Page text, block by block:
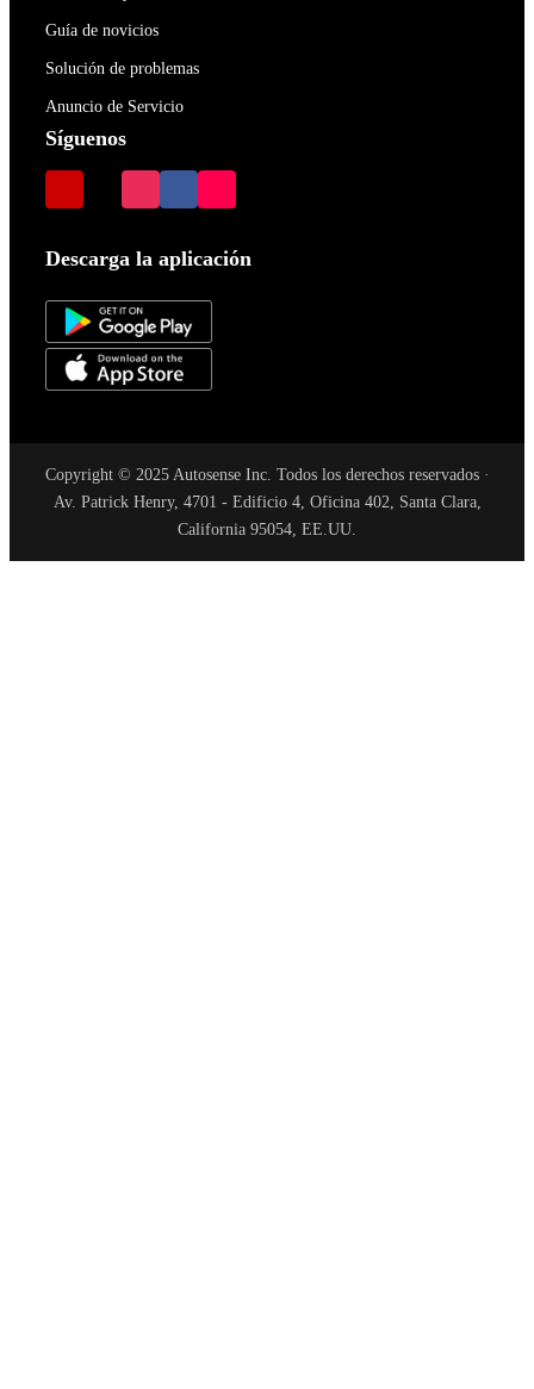
Guía de novicios
Solución de problemas
Anuncio de Servicio
Síguenos
Descarga la aplicación
Copyright © 2025 Autosense Inc. Todos los derechos reservados ·
Av. Patrick Henry, 4701 - Edificio 4, Oficina 402, Santa Clara,
California 95054, EE.UU.